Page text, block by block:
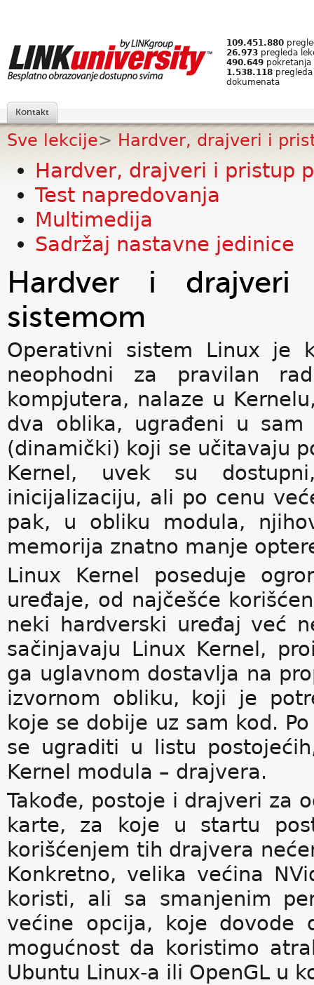
109.451.880
26.973 pregleda
490.649 pokretanja
1.538.118
dokumenata
Kontakt
Sve lekcije> Hardver, drajveri i
Hardver, drajveri i pristup
Test napredovanja
Multimedija
Sadržaj nastavne jedinice
Hardver i drajveri
sistemom
Operativni sistem Linux je
neophodni za pravilan
kompjutera, nalaze u
dva oblika, ugrađeni u
(dinamički) koji se učitavaju
Kernel, uvek su
inicijalizaciju, ali po cenu
pak, u obliku modula,
memorija znatno manje
Linux Kernel poseduje
uređaje, od najčešće
neki hardverski uređaj već
sačinjavaju Linux Kernel,
ga uglavnom dostavlja na
izvornom obliku, koji je
koje se dobije uz sam kod.
se ugraditi u listu
Kernel modula – drajvera.
Takođe, postoje i drajveri za
karte, za koje u startu
korišćenjem tih drajvera
Konkretno, velika većina
koristi, ali sa smanjenim
većine opcija, koje dovode
mogućnost da koristimo
Ubuntu Linux-a ili OpenGL u